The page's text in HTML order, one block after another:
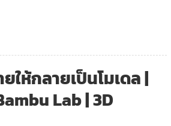
ให้กลายเป็นโมเดล |
Lab | 3D